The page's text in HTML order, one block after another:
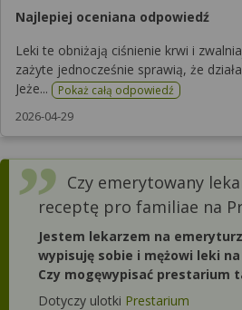
Najlepiej oceniana odpowiedź
Leki te obniżają ciśnienie krwi i
zażyte jednocześnie sprawią, że
Jeże...
Pokaż całą odpowiedź
2026-04-29
Czy emerytowany
receptę pro familiae na
Jestem lekarzem na
wypisuję sobie i mężowi leki na
Czy mogęwypisać prestarium
Dotyczy ulotki Prestarium